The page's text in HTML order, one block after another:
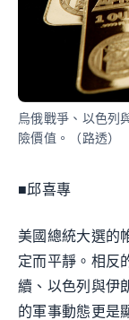
烏俄戰爭、以色列
險價值。（路透）
■邱喜專
美國總統大選的
定而平靜。相反
續、以色列與伊
的軍事動態更是